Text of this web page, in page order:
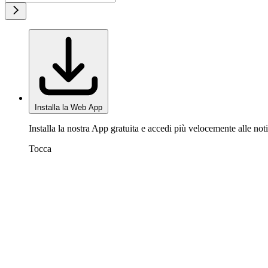
Installa la Web App
Installa la nostra App gratuita e accedi più velocemente alle
Tocca